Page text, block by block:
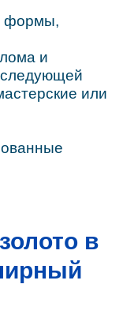
формы,
и
или
в